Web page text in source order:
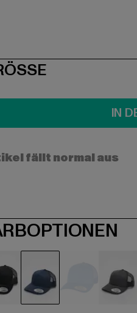
IN
fällt normal aus